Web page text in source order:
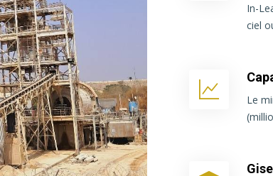
In-
ciel
Le